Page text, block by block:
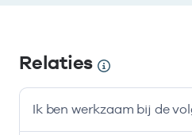
Relaties
Ik ben werkzaam bij de